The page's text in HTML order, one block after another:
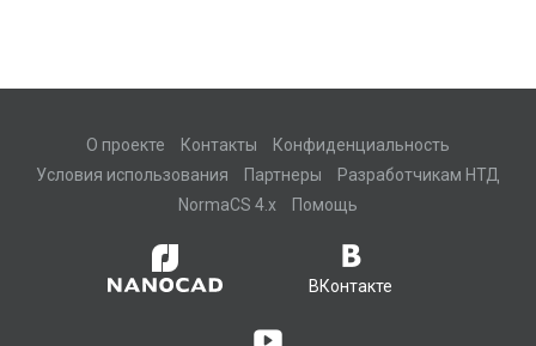
О проекте Контакты
Конфиденциальность
Условия использования
Партнеры
Разработчикам НТД
NormaCS 4.x
Помощь
ВКонтакте